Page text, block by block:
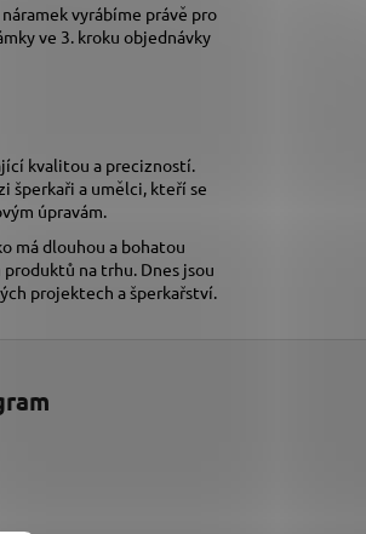
vyrábíme právě pro
ve 3. kroku objednávky
kvalitou a precizností.
šperkaři a umělci, kteří se
úpravám.
má dlouhou a bohatou
na trhu. Dnes jsou
projektech a šperkařství.